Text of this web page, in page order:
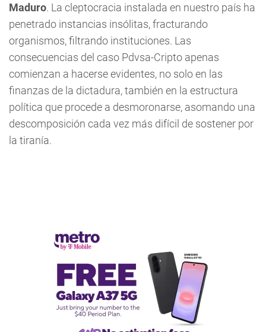
Maduro. La cleptocracia instalada en nuestro país ha
penetrado instancias insólitas, fracturando
organismos, filtrando instituciones. Las
consecuencias del caso Pdvsa-Cripto apenas
comienzan a hacerse evidentes, no solo en las
finanzas de la dictadura, también en la estructura
política que procede a desmoronarse, asomando una
descomposición cada vez más difícil de sostener por
la tiranía.